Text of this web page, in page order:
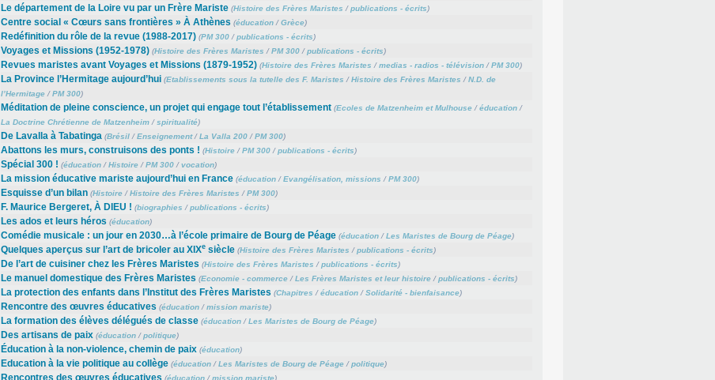
Le département de la Loire vu par un Frère Mariste (Histoire des Frères Maristes /publications - écrits)
Centre social « Cœurs sans frontières » À Athènes (éducation/Grèce)
Redéfinition du rôle de la revue (1988-2017) (PM 300/publications - écrits)
Voyages et Missions (1952-1978) (Histoire des Frères Maristes /PM 300/publications - écrits)
Revues maristes avant Voyages et Missions (1879-1952) (Histoire des Frères Maristes /medias - radios - télévision/PM 300)
La Province l’Hermitage aujourd’hui (Etablissements sous la tutelle des F. Maristes /Histoire des Frères Maristes /N.D. de
l’Hermitage/PM 300)
Méditation de pleine conscience, un projet qui engage tout l’établissement (Ecoles de Matzenheim et Mulhouse/éducation/
La Doctrine Chrétienne de Matzenheim/spiritualité)
De Lavalla à Tabatinga (Brésil/Enseignement/La Valla 200/PM 300)
Abattons les murs, construisons des ponts ! (Histoire/PM 300/publications - écrits)
Spécial 300 ! (éducation/Histoire/PM 300/vocation)
La mission éducative mariste aujourd’hui en France (éducation/Evangélisation, missions /PM 300)
Esquisse d’un bilan (Histoire/Histoire des Frères Maristes /PM 300)
F. Maurice Bergeret, À DIEU ! (biographies /publications - écrits)
Les ados et leurs héros (éducation)
Comédie musicale : un jour en 2030…à l’école primaire de Bourg de Péage (éducation/Les Maristes de Bourg de Péage)
Quelques aperçus sur l’art de bricoler au XIXesiècle (Histoire des Frères Maristes /publications - écrits)
De l’art de cuisiner chez les Frères Maristes (Histoire des Frères Maristes /publications - écrits)
Le manuel domestique des Frères Maristes (Economie - commerce/Les Frères Maristes et leur histoire/publications - écrits)
La protection des enfants dans l’Institut des Frères Maristes (Chapitres /éducation/Solidarité - bienfaisance)
Rencontre des œuvres éducatives (éducation/mission mariste)
La formation des élèves délégués de classe (éducation/Les Maristes de Bourg de Péage)
Des artisans de paix (éducation/politique)
Éducation à la non-violence, chemin de paix (éducation)
Education à la vie politique au collège (éducation/Les Maristes de Bourg de Péage/politique)
Rencontres des œuvres éducatives (éducation/mission mariste)